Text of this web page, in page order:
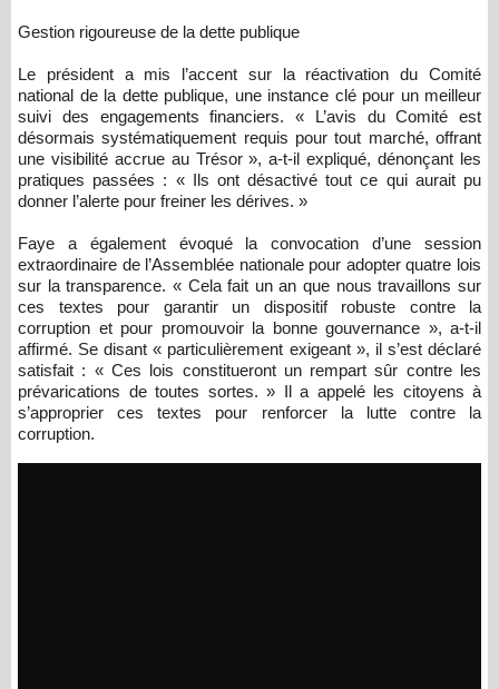
Gestion rigoureuse de la dette publique
Le président a mis l’accent sur la réactivation du Comité
national de la dette publique, une instance clé pour un meilleur
suivi des engagements financiers. « L’avis du Comité est
désormais systématiquement requis pour tout marché, offrant
une visibilité accrue au Trésor », a-t-il expliqué, dénonçant les
pratiques passées : « Ils ont désactivé tout ce qui aurait pu
donner l’alerte pour freiner les dérives. »
Faye a également évoqué la convocation d’une session
extraordinaire de l’Assemblée nationale pour adopter quatre lois
sur la transparence. « Cela fait un an que nous travaillons sur
ces textes pour garantir un dispositif robuste contre la
corruption et pour promouvoir la bonne gouvernance », a-t-il
affirmé. Se disant « particulièrement exigeant », il s’est déclaré
satisfait : « Ces lois constitueront un rempart sûr contre les
prévarications de toutes sortes. » Il a appelé les citoyens à
s’approprier ces textes pour renforcer la lutte contre la
corruption.